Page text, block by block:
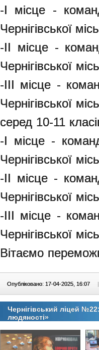
-І місце -
Чернігівської
-ІІ місце -
Чернігівської
-ІІІ місце -
Чернігівської
серед 10-11
-І місце -
Чернігівської
-ІІ місце -
Чернігівської
-ІІІ місце -
Чернігівської
Вітаємо
Опубліковано: 17-04-2025, 16:07 |
Чернігівський ліцей
людяності»